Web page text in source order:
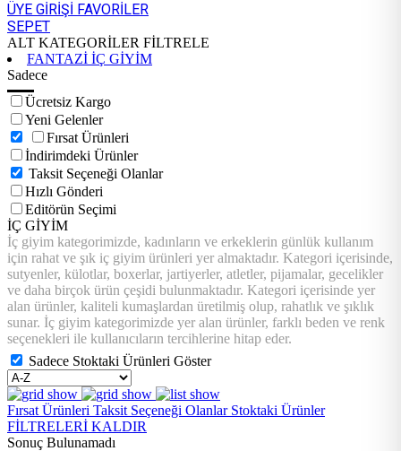
ÜYE GİRİŞİ FAVORİLER
SEPET
ALT KATEGORİLER FİLTRELE
FANTAZİ İÇ GİYİM
Sadece
Ücretsiz Kargo
Yeni Gelenler
Fırsat Ürünleri
İndirimdeki Ürünler
Taksit Seçeneği Olanlar
Hızlı Gönderi
Editörün Seçimi
İÇ GİYİM
İç giyim kategorimizde, kadınların ve erkeklerin günlük kullanım
için rahat ve şık iç giyim ürünleri yer almaktadır. Kategori içerisinde,
sutyenler, külotlar, boxerlar, jartiyerler, atletler, pijamalar, gecelikler
ve daha birçok ürün çeşidi bulunmaktadır. Kategori içerisinde yer
alan ürünler, kaliteli kumaşlardan üretilmiş olup, rahatlık ve şıklık
sunar. İç giyim kategorimizde yer alan ürünler, farklı beden ve renk
seçenekleri ile kullanıcıların tercihlerine hitap eder.
Sadece Stoktaki Ürünleri Göster
Fırsat Ürünleri Taksit Seçeneği Olanlar Stoktaki Ürünler
FİLTRELERİ KALDIR
Sonuç Bulunamadı